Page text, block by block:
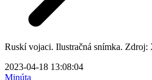
Ruskí vojaci. Ilustračná snímka. Zdroj:
2023-04-18 13:08:04
Minúta